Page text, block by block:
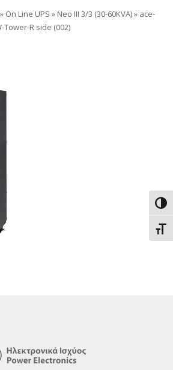
» On Line UPS » Neo III 3/3 (30-60KVA)» ace-
Tower-R side (002)